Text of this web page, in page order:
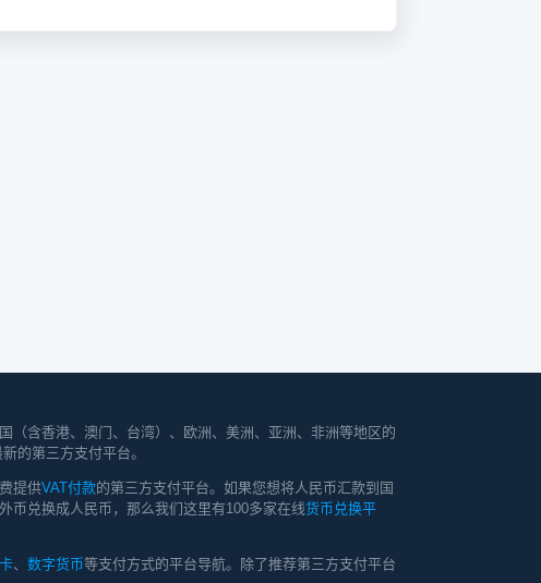
（含香港、澳门、台湾）、欧洲、美洲、亚洲、非洲等地区的
的第三方支付平台。
提供VAT付款的第三方支付平台。如果您想将人民币汇款到国
币兑换成人民币，那么我们这里有100多家在线货币兑换平
、 数字货币等支付方式的平台导航。除了推荐第三方支付平台